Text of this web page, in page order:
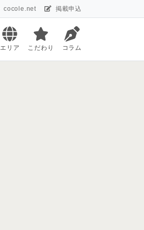
cocole.net 掲載申込
エリア こだわり コラム